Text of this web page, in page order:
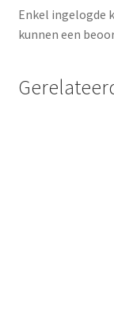
Enkel ingelogde
kunnen een